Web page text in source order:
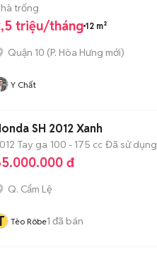
trống
triệu/tháng 12 m²
Quận 10 (P. Hòa Hưng mới)
Y Chất
SH 2012 Xanh
Tay ga 100 - 175 cc Đã sử dụng
đ
Q. Cẩm Lệ
Tèo Rôbe1 đã bán